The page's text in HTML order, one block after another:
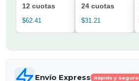
12 cuotas
$62.41
24 cuotas
$31.21
Envío Express Rápido y Seguro